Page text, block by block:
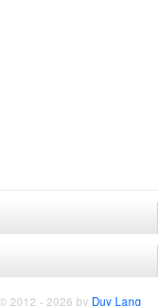
© 2012 - 2026 by Duy Lang